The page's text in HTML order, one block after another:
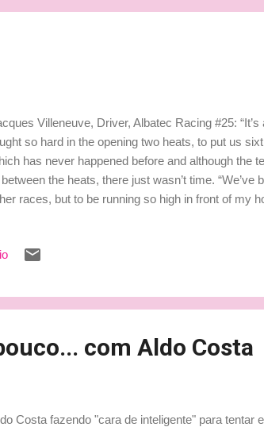
Villeneuve, Driver, Albatec Racing #25:
so hard in the opening two heats, to put us
has never happened before and although the
between the heats, there just wasn’t time.
races, but to be running so high in front of my
Uma pena, afinal, era no Canadá e ele
Ludy
com Aldo Costa
Costa fazendo "cara de inteligente" para tentar